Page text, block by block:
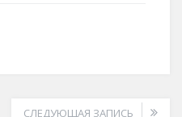
СЛЕДУЮЩАЯ ЗАПИСЬ